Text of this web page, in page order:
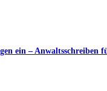
ein – Anwaltsschreiben